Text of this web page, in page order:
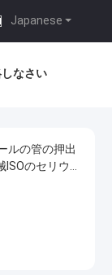
Japanese
なさい
ルの管の押出
のセリウム